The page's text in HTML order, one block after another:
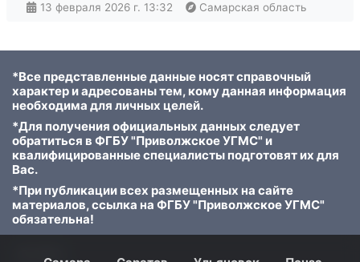
13 февраля 2026 г. 13:32 Самарская область
*Все представленные данные носят справочный
характер и адресованы тем, кому данная информация
необходима для личных целей.
*Для получения официальных данных следует
обратиться в ФГБУ "Приволжское УГМС" и
квалифицированные специалисты подготовят их для
Вас.
*При публикации всех размещенных на сайте
материалов, ссылка на ФГБУ "Приволжское УГМС"
обязательна!
© 2023